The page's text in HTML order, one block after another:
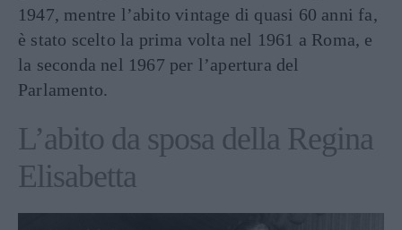
1947, mentre l’abito vintage di quasi 60 anni fa,
è stato scelto la prima volta nel 1961 a Roma, e
la seconda nel 1967 per l’apertura del
Parlamento.
L’abito da sposa della Regina
Elisabetta